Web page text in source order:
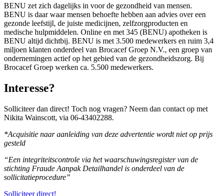
BENU zet zich dagelijks in voor de gezondheid van mensen.
BENU is daar waar mensen behoefte hebben aan advies over een
gezonde leefstijl, de juiste medicijnen, zelfzorgproducten en
medische hulpmiddelen. Online en met 345 (BENU) apotheken is
BENU altijd dichtbij. BENU is met 3.500 medewerkers en ruim 3,4
miljoen klanten onderdeel van Brocacef Groep N.V., een groep van
ondernemingen actief op het gebied van de gezondheidszorg. Bij
Brocacef Groep werken ca. 5.500 medewerkers.
Interesse?
Solliciteer dan direct! Toch nog vragen? Neem dan contact op met
Nikita Wainscott, via 06-43402288.
*Acquisitie naar aanleiding van deze advertentie wordt niet op prijs
gesteld
“Een integriteitscontrole via het waarschuwingsregister van de
stichting Fraude Aanpak Detailhandel is onderdeel van de
sollicitatieprocedure”
Solliciteer direct!